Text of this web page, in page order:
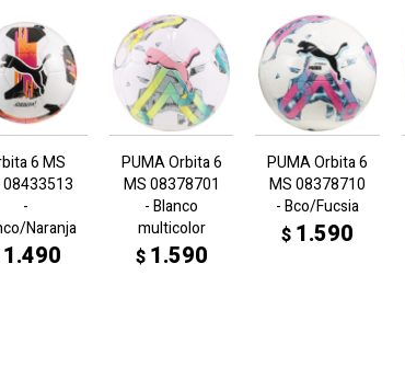
6 MS
08433513
-
Naranja
1.490
PUMA Orbita 6
MS 08378701
- Blanco
multicolor
$ 1.590
PUMA Orbita 6
MS 08378710
- Bco/Fucsia
$ 1.590